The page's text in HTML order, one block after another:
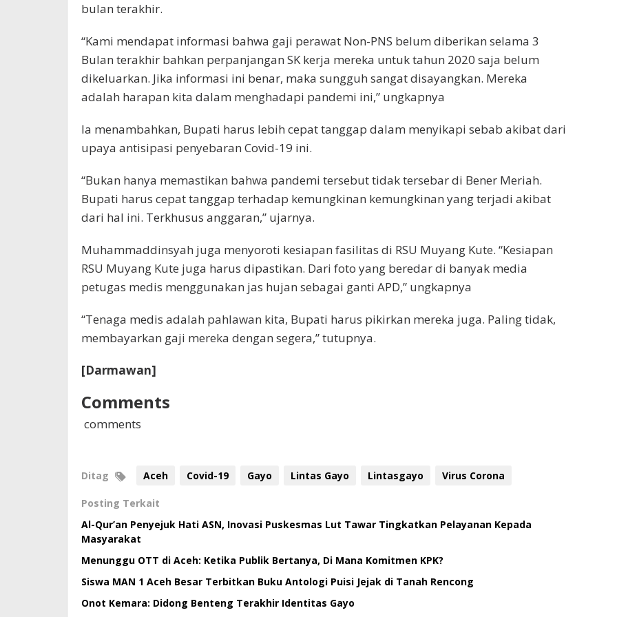
bulan terakhir.
“Kami mendapat informasi bahwa gaji perawat Non-PNS belum diberikan selama 3
Bulan terakhir bahkan perpanjangan SK kerja mereka untuk tahun 2020 saja belum
dikeluarkan. Jika informasi ini benar, maka sungguh sangat disayangkan. Mereka
adalah harapan kita dalam menghadapi pandemi ini,” ungkapnya
Ia menambahkan, Bupati harus lebih cepat tanggap dalam menyikapi sebab akibat dari
upaya antisipasi penyebaran Covid-19 ini.
“Bukan hanya memastikan bahwa pandemi tersebut tidak tersebar di Bener Meriah.
Bupati harus cepat tanggap terhadap kemungkinan kemungkinan yang terjadi akibat
dari hal ini. Terkhusus anggaran,” ujarnya.
Muhammaddinsyah juga menyoroti kesiapan fasilitas di RSU Muyang Kute. “Kesiapan
RSU Muyang Kute juga harus dipastikan. Dari foto yang beredar di banyak media
petugas medis menggunakan jas hujan sebagai ganti APD,” ungkapnya
“Tenaga medis adalah pahlawan kita, Bupati harus pikirkan mereka juga. Paling tidak,
membayarkan gaji mereka dengan segera,” tutupnya.
[Darmawan]
Comments
comments
Ditag Aceh Covid-19 Gayo Lintas Gayo Lintasgayo Virus Corona
Posting Terkait
Al-Qur’an Penyejuk Hati ASN, Inovasi Puskesmas Lut Tawar Tingkatkan Pelayanan Kepada
Masyarakat
Menunggu OTT di Aceh: Ketika Publik Bertanya, Di Mana Komitmen KPK?
Siswa MAN 1 Aceh Besar Terbitkan Buku Antologi Puisi Jejak di Tanah Rencong
Onot Kemara: Didong Benteng Terakhir Identitas Gayo